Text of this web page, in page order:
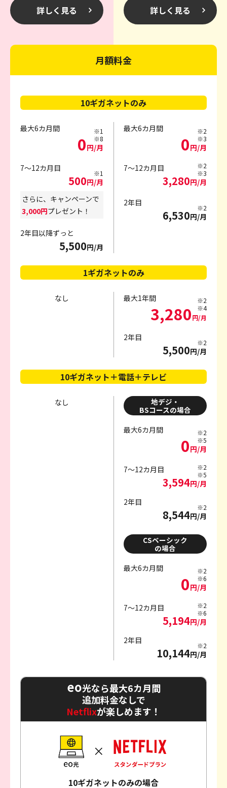
詳しく見る 詳しく見る
月額料金
10ギガネットのみ
最大6カ月間
0円/月
※1
※8
7～12カ月目
500円/月
※1
さらに、キャンペーンで
3,000円プレゼント！
2年目以降ずっと
5,500円/月
最大6カ月間
0円/月
※2
※3
7～12カ月目
3,280円/月
※2
※3
2年目
6,530円/月
※2
1ギガネットのみ
なし 最大1年間
3,280円/月
※2
※4
2年目
5,500円/月
※2
10ギガネット＋電話＋テレビ
なし
地デジ・
BSコースの場合
最大6カ月間
0円/月
※2
※5
7～12カ月目
3,594円/月
※2
※5
2年目
8,544円/月
※2
CSベーシック
の場合
最大6カ月間
0円/月
※2
※6
7～12カ月目
5,194円/月
※2
※6
2年目
10,144円/月
※2
eo光なら最大6カ月間
追加料金なしで
Netflixが楽しめます！
10ギガネットのみの場合